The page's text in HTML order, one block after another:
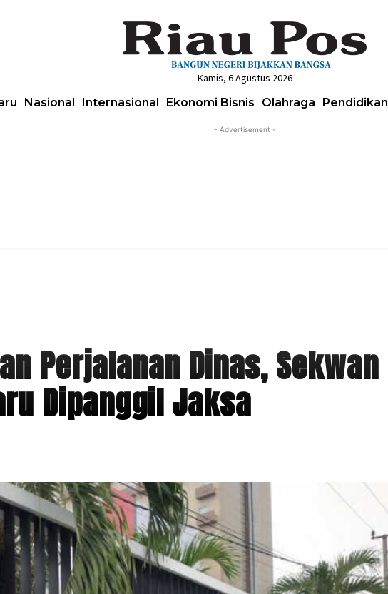
Kamis, 6 Agustus 2026
Nasional Internasional Ekonomi Bisnis Olahraga Pendidikan
- Advertisement -
Perjalanan Dinas, Sekwan
Dipanggil Jaksa